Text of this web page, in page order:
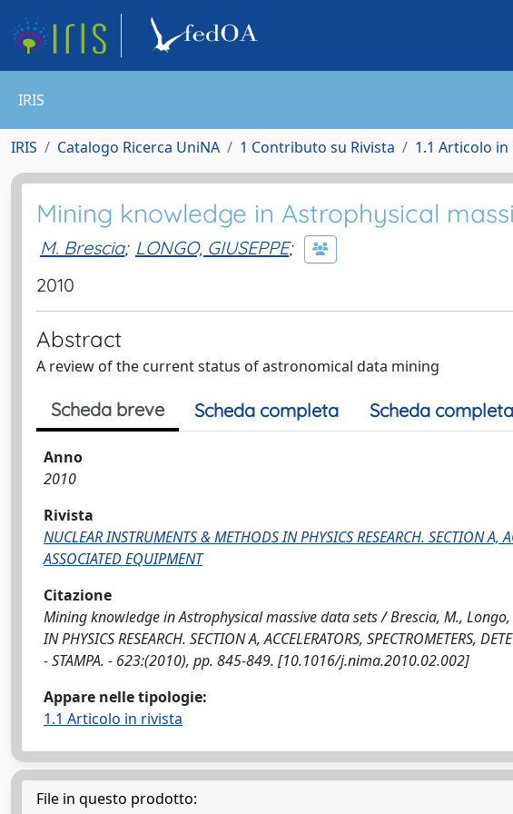
IRIS
IRIS Catalogo Ricerca UniNA 1 Contributo su Rivista 1.1 Articolo in
Mining knowledge in Astrophysical
M. Brescia; LONGO, GIUSEPPE;
2010
Abstract
A review of the current status of astronomical data mining
Scheda breve Scheda completa Scheda
Anno
2010
Rivista
NUCLEAR INSTRUMENTS & METHODS IN PHYSICS RESEARCH. SECTION A,
ASSOCIATED EQUIPMENT
Citazione
Mining knowledge in Astrophysical massive data sets / Brescia, M., Longo,
IN PHYSICS RESEARCH. SECTION A, ACCELERATORS, SPECTROMETERS,
- STAMPA. - 623:(2010), pp. 845-849. [10.1016/j.nima.2010.02.002]
Appare nelle tipologie:
1.1 Articolo in rivista
File in questo prodotto: